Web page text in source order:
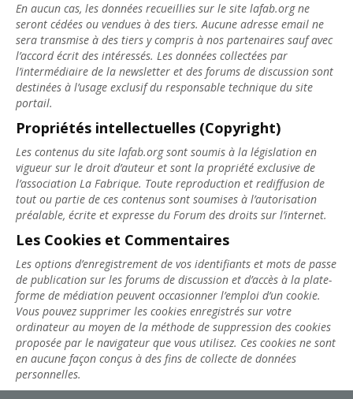
En aucun cas, les données recueillies sur le site lafab.org ne
seront cédées ou vendues à des tiers. Aucune adresse email ne
sera transmise à des tiers y compris à nos partenaires sauf avec
l’accord écrit des intéressés. Les données collectées par
l’intermédiaire de la newsletter et des forums de discussion sont
destinées à l’usage exclusif du responsable technique du site
portail.
Propriétés intellectuelles (Copyright)
Les contenus du site lafab.org sont soumis à la législation en
vigueur sur le droit d’auteur et sont la propriété exclusive de
l’association La Fabrique. Toute reproduction et rediffusion de
tout ou partie de ces contenus sont soumises à l’autorisation
préalable, écrite et expresse du Forum des droits sur l’internet.
Les Cookies et Commentaires
Les options d’enregistrement de vos identifiants et mots de passe
de publication sur les forums de discussion et d’accès à la plate-
forme de médiation peuvent occasionner l’emploi d’un cookie.
Vous pouvez supprimer les cookies enregistrés sur votre
ordinateur au moyen de la méthode de suppression des cookies
proposée par le navigateur que vous utilisez. Ces cookies ne sont
en aucune façon conçus à des fins de collecte de données
personnelles.